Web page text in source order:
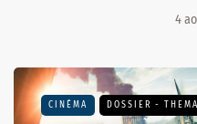
4
CINÉMA DOSSIER - THEMA